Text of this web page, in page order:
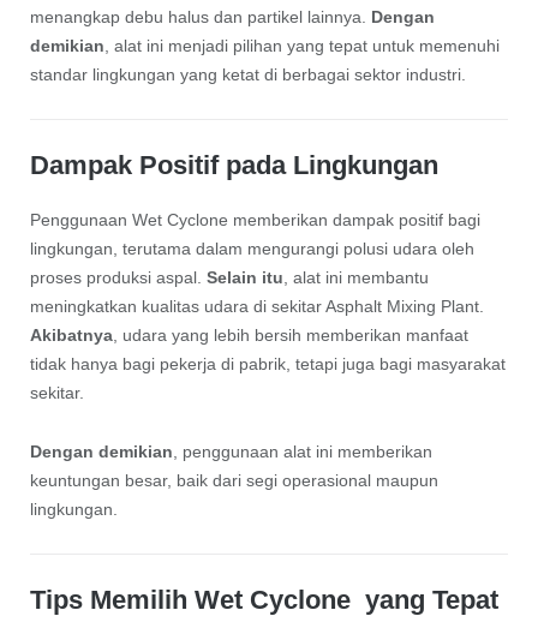
menangkap debu halus dan partikel lainnya. Dengan
demikian, alat ini menjadi pilihan yang tepat untuk memenuhi
standar lingkungan yang ketat di berbagai sektor industri.
Dampak Positif pada Lingkungan
Penggunaan Wet Cyclone memberikan dampak positif bagi
lingkungan, terutama dalam mengurangi polusi udara oleh
proses produksi aspal. Selain itu , alat ini membantu
meningkatkan kualitas udara di sekitar Asphalt Mixing Plant.
Akibatnya, udara yang lebih bersih memberikan manfaat
tidak hanya bagi pekerja di pabrik, tetapi juga bagi masyarakat
sekitar.
Dengan demikian , penggunaan alat ini memberikan
keuntungan besar, baik dari segi operasional maupun
lingkungan.
Tips Memilih Wet Cyclone yang Tepat